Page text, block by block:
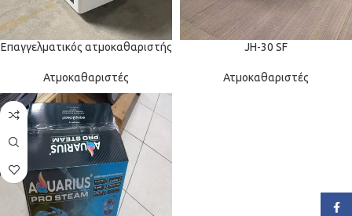
Επαγγελματικός ατμοκαθαριστής
Ατμοκαθαριστές
JH-30 SF
Ατμοκαθαριστές